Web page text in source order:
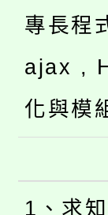
專長程
ajax ,
化與模
1、求